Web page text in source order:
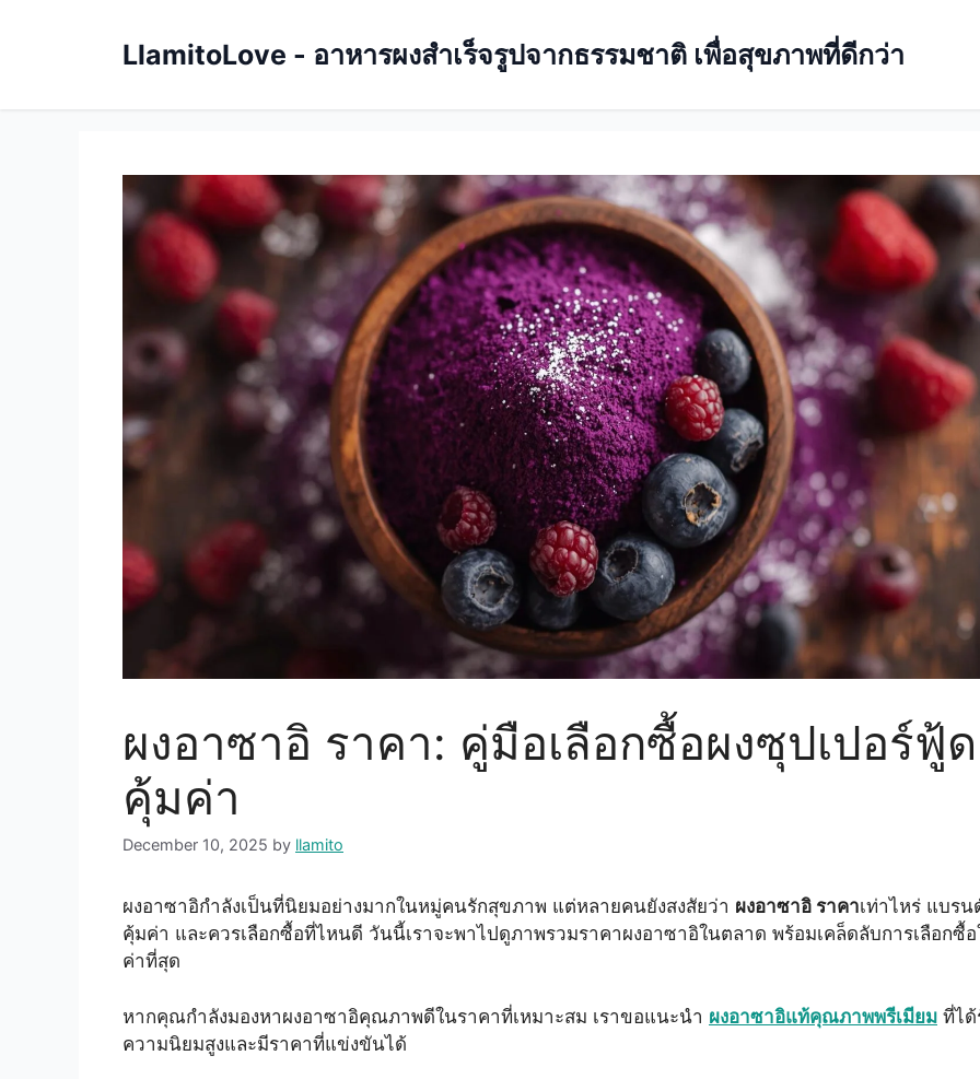
LlamitoLove - อาหารผงสำเร็จรูปจากธรรมชาติ เพื่อสุขภาพที่ดีกว่า
ผงอาซาอิ ราคา: คู่มือเลือกซื้อผงซุปเปอร์ฟู้ด
คุ้มค่า
December 10, 2025 by llamito
ผงอาซาอิกำลังเป็นที่นิยมอย่างมากในหมู่คนรักสุขภาพ แต่หลายคนยังสงสัยว่า ผงอาซาอิ ราคาเท่าไหร่ แบร
คุ้มค่า และควรเลือกซื้อที่ไหนดี วันนี้เราจะพาไปดูภาพรวมราคาผงอาซาอิในตลาด พร้อมเคล็ดลับการเลือกซื้
ค่าที่สุด
หากคุณกำลังมองหาผงอาซาอิคุณภาพดีในราคาที่เหมาะสม เราขอแนะนำ ผงอาซาอิแท้คุณภาพพรีเมียม ที่ไ
ความนิยมสูงและมีราคาที่แข่งขันได้